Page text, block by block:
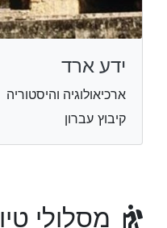
ידע ארד
ארכיאולוגיה והיסטוריה
קיבוץ עברון
מסלולי